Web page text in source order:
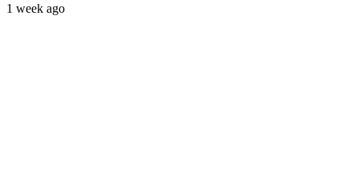
1 week ago